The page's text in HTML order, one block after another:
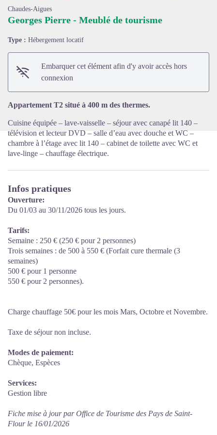
Voir l'image en plein écran
Chaudes-Aigues
Georges Pierre - Meublé de tourisme
Type : Hébergement locatif
Embarquer cet élément afin d'y avoir accès hors
connexion
Appartement T2 situé à 400 m des thermes.
Cuisine équipée – lave-vaisselle – séjour avec canapé lit 140 –
télévision et lecteur DVD – salle d’eau avec douche et WC –
chambre à l’étage avec lit 140 – cabinet de toilette avec WC et
lave-linge – chauffage électrique.
Infos pratiques
Ouverture:
Du 01/03 au 30/11/2026 tous les jours.
Tarifs:
Semaine : 250 € (250 € pour 2 personnes)
Trois semaines : de 500 à 550 € (Forfait cure thermale (3
semaines)
500 € pour 1 personne
550 € pour 2 personnes).
Charge chauffage 50€ pour les mois Mars, Octobre et Novembre.
Taxe de séjour non incluse.
Modes de paiement:
Chèque, Espèces
Services:
Gestion libre
Fiche mise à jour par Office de Tourisme des Pays de Saint-
Flour le 16/01/2026